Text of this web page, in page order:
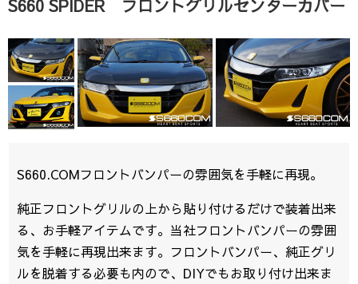
S660 SPIDER フロントグリルセンターカバー
S660.COMフロントバンパーの雰囲気を手軽に再現。
純正フロントグリルの上から貼り付けるだけで装着出来
る、お手軽アイテムです。当社フロントバンパーの雰囲
気を手軽に再現出来ます。フロントバンパー、純正グリ
ルを脱着する必要も内ので、DIYでもお取り付け出来ま